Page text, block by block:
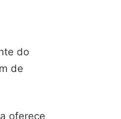
do
de
oferece